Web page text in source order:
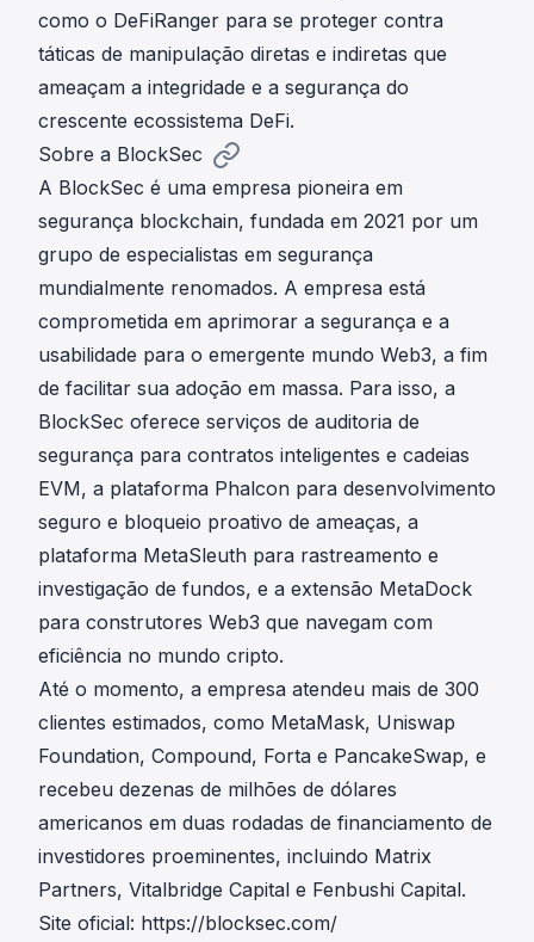
como o DeFiRanger para se proteger contra
táticas de manipulação diretas e indiretas que
ameaçam a integridade e a segurança do
crescente ecossistema DeFi.
Sobre a BlockSec
A BlockSec é uma empresa pioneira em
segurança blockchain, fundada em 2021 por um
grupo de especialistas em segurança
mundialmente renomados. A empresa está
comprometida em aprimorar a segurança e a
usabilidade para o emergente mundo Web3, a fim
de facilitar sua adoção em massa. Para isso, a
BlockSec oferece serviços de auditoria de
segurança para contratos inteligentes e cadeias
EVM, a plataforma Phalcon para desenvolvimento
seguro e bloqueio proativo de ameaças, a
plataforma MetaSleuth para rastreamento e
investigação de fundos, e a extensão MetaDock
para construtores Web3 que navegam com
eficiência no mundo cripto.
Até o momento, a empresa atendeu mais de 300
clientes estimados, como MetaMask, Uniswap
Foundation, Compound, Forta e PancakeSwap, e
recebeu dezenas de milhões de dólares
americanos em duas rodadas de financiamento de
investidores proeminentes, incluindo Matrix
Partners, Vitalbridge Capital e Fenbushi Capital.
Site oficial: https://blocksec.com/